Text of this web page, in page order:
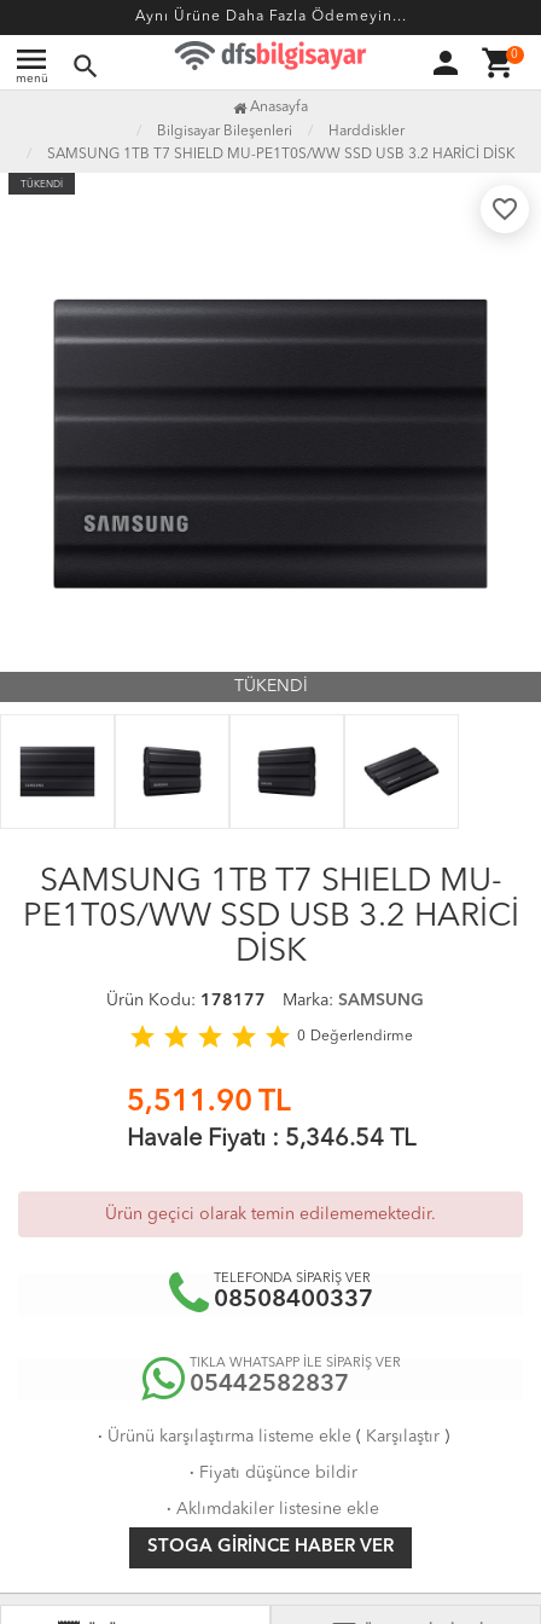
Aynı Ürüne Daha Fazla Ödemeyin...
menu
menü search person shopping_cart0
Anasayfa
Bilgisayar Bileşenleri
Harddiskler
SAMSUNG 1TB T7 SHIELD MU-PE1T0S/WW SSD USB 3.2 HARİCİ DİSK
TÜKENDİ
favorite_border
TÜKENDİ
SAMSUNG 1TB T7 SHIELD MU-
PE1T0S/WW SSD USB 3.2 HARİCİ
DİSK
Ürün Kodu: 178177 Marka: SAMSUNG
star star star star star 0 Değerlendirme
5,511.90 TL
Havale Fiyatı : 5,346.54TL
Ürün geçici olarak temin edilememektedir.
TELEFONDA SİPARİŞ VER
08508400337
TIKLA WHATSAPP İLE SİPARİŞ VER
05442582837
· Ürünü karşılaştırma listeme ekle( Karşılaştır)
· Fiyatı düşünce bildir
· Aklımdakiler listesine ekle
STOGA GIRINCE HABER VER